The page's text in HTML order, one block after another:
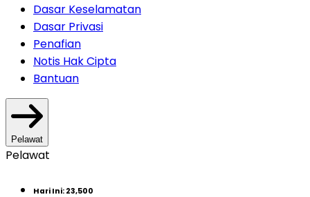
Dasar Keselamatan
Dasar Privasi
Penafian
Notis Hak Cipta
Bantuan
Pelawat
Pelawat
Hari Ini: 23,500